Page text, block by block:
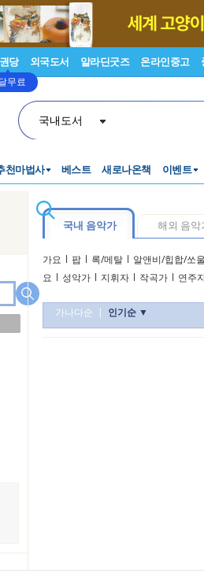
당
무료
외국도서 알라딘굿즈 온라인중고
국내도서
천마법사 베스트 새로나온책 이벤트
국내 음악가 해외 음악
가요 l 팝 l 록/메탈 l 알앤비/힙합/쏘
요 l 성악가 l 지휘자 l 작곡가 l 연주
가나다순 | 인기순 ▼